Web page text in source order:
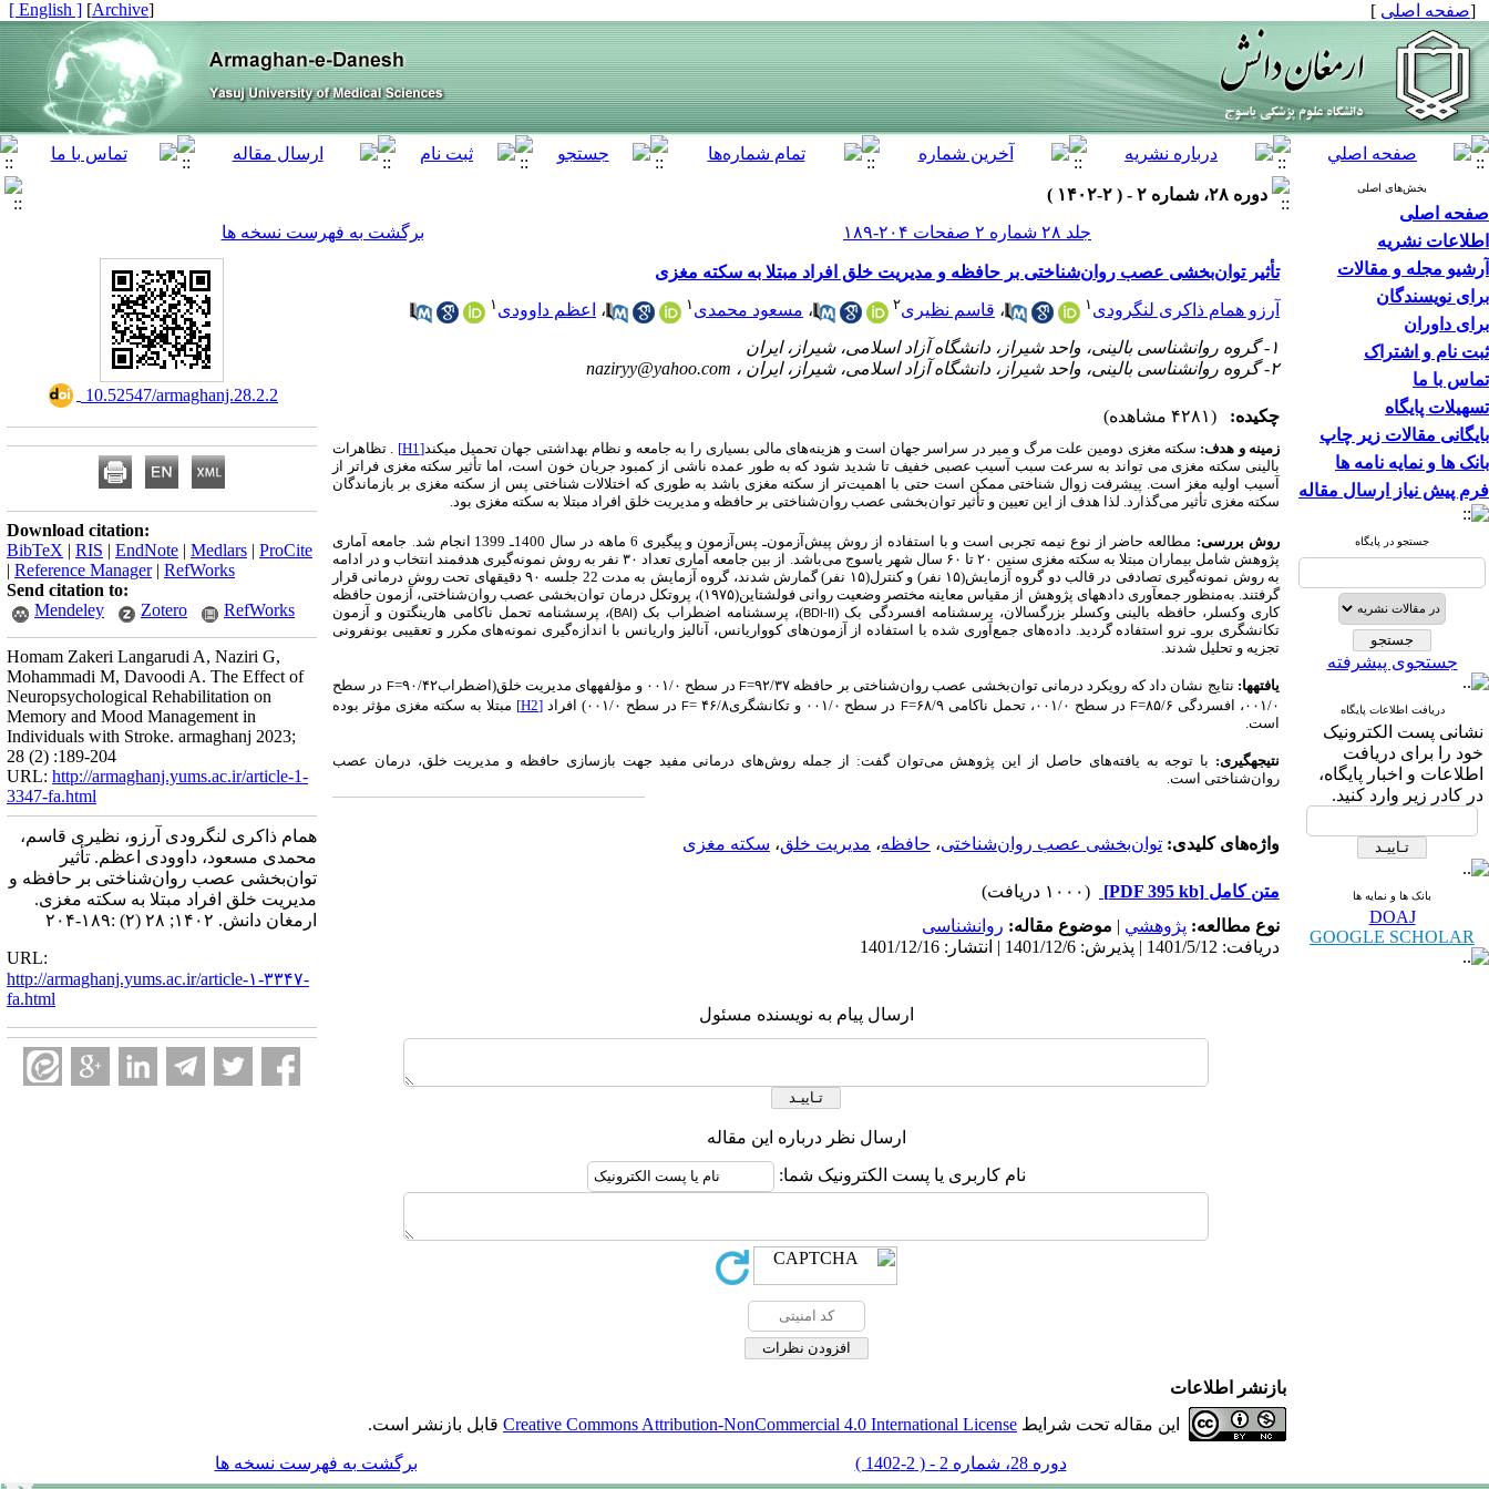
[صفحه اصلی ]
[
Archive
]
[ English ]
بخش‌های اصلی
صفحه اصلی
اطلاعات نشریه
آرشیو مجله و مقالات
برای نویسندگان
برای داوران
ثبت نام و اشتراک
تماس با ما
تسهیلات پایگاه
بایگانی مقالات زیر چاپ
بانک ها و نمایه نامه ها
فرم پیش نیاز ارسال مقاله
جستجو در پایگاه
جستجوی پیشرفته
دریافت اطلاعات پایگاه
نشانی پست الکترونیک
خود را برای دریافت
اطلاعات و اخبار پایگاه،
در کادر زیر وارد کنید.
بانک ها و نمایه ها
DOAJ
GOOGLE SCHOLAR
دوره ۲۸، شماره ۲ - ( ۲-۱۴۰۲ )
جلد ۲۸ شماره ۲ صفحات ۲۰۴-۱۸۹
برگشت به فهرست نسخه ها
تأثیر توان‌بخشی عصب روان‌شناختی بر حافظه و مدیریت خلق افراد مبتلا به سکته مغزی
آرزو همام ذاکری لنگرودی ۱ ، قاسم نظیری۲ ، مسعود محمدی ۱ ، اعظم داوودی ۱
۱- گروه روانشناسی بالینی، واحد شیراز، دانشگاه آزاد اسلامی، شیراز، ایران
۲- گروه روانشناسی بالینی، واحد شیراز، دانشگاه آزاد اسلامی، شیراز، ایران ،
naziryy@yahoo.com
چکیده: (۴۲۸۱ مشاهده)
زمینه و هدف: سکته مغزی دومین علت مرگ و میر در سراسر جهان است و هزینه‌های مالی بسیاری را به جامعه و نظام بهداشتی جهان تحمیل می­کند[H1]
. تظاهرات
بالینی سکته مغزی می تواند به سرعت سبب آسیب عصبی خفیف تا شدید شود که به طور عمده ناشی از کمبود جریان خون است، اما تأثیر سکته مغزی فراتر از
آسیب اولیه مغز است. پیشرفت زوال شناختی ممکن است حتی با اهمیت‌تر از سکته مغزی باشد به طوری که اختلالات شناختی پس از سکته مغزی بر بازماندگان
سکته مغزی تأثیر می‌گذارد. لذا هدف از این تعیین و تأثیر توان‌بخشی عصب روان‌شناختی بر حافظه و مدیریت خلق افراد مبتلا به سکته مغزی بود.
روش بررسی: مطالعه حاضر از نوع نیمه تجربی است و با استفاده از روش پیش‌آزمون‌ـ پس‌آزمون و پیگیری 6 ماهه در سال 1400ـ 1399 انجام شد
جامعه آماری
پژوهش شامل بیماران مبتلا به سکته مغزی سنین ۲۰ تا ۶۰ سال شهر یاسوج می‌باشد. از بین جامعه آماری تعداد ۳۰نفر به روش نمونه‌گیری هدفمند انتخاب و در ادامه
به روش نمونه‌گیری تصادفی در قالب دو گروه آزمایش(۱۵ نفر) و کنترل(۱۵ نفر) گمارش شدند، گروه آزمایش به مدت 22 جلسه ۹۰ دقیقه­ای تحت روش درمانی قرار
گرفتند. به‌منظور جمع­آوری داده­های پژوهش از مقیاس معاینه مختصر وضعیت روانی فولشتاین(۱۹۷۵) ، پروتکل درمان توان‌بخشی عصب روان‌شناختی، آزمون حافظه
کاری وکسلر، حافظه بالینی وکسلر بزرگسالان، پرسشنامه افسردگی بک (BDI-II)، پرسشنامه اضطراب بک (BAI)، پرسشنامه تحمل ناکامی هارینگتون و آزمون
تکانشگری بروـ نرو استفاده گردید. داده‌های جمع‌آوری شده با استفاده از آزمون‌های کوواریانس، آنالیز واریانس با اندازه‌گیری نمونه‌های مکرر و تعقیبی بونفرونی
تجزیه ‌و تحلیل شدند.
یافته­ها: نتایج نشان داد که رویکرد درمانی توان‌بخشی عصب روان‌شناختی بر حافظه ۳۷= Fدر سطح ۰۰۱/۰ و مؤلفه­های مدیریت خلق(اضطراب۹۰/۴۲= F در سطح
۰۰۱/۰ ، افسردگی ۸۵/۶= F در سطح ۰۰۱/۰ ، تحمل ناکامی ۶۸/۹= F در سطح ۰۰۱/۰ و تکانشگری۴۶/۸ = F در سطح ۰۰۱/۰ ) افراد[H2]
مبتلا به سکته مغزی مؤثر بوده
است.
نتیجه­گیری: با توجه به یافته‌های حاصل از این پژوهش می‌توان گفت: از جمله روش‌های درمانی مفید جهت بازسازی حافظه و مدیریت خلق، درمان عصب
روان‌شناختی است
واژه‌های کلیدی: توان‌بخشی عصب روان‌شناختی، حافظه، مدیریت خلق، سکته مغزی
متن کامل [PDF 395 kb]
(۱۰۰۰ دریافت)
نوع مطالعه: پژوهشي | موضوع مقاله: روانشناسی
دریافت: 1401/5/12 | پذیرش: 1401/12/6 | انتشار: 1401/12/16
ارسال پیام به نویسنده مسئول
ارسال نظر درباره این مقاله
نام کاربری یا پست الکترونیک شما:
‎ 10.52547/armaghanj.28.2.2
Download citation:
BibTeX | RIS | EndNote | Medlars | ProCite
| Reference Manager| RefWorks
Send citation to:
Mendeley
Zotero RefWorks
Homam Zakeri Langarudi A, Naziri G,
Mohammadi M, Davoodi A. The Effect of
Neuropsychological Rehabilitation on
Memory and Mood Management in
Individuals with Stroke. armaghanj 2023;
28 (2) :189-204
URL: http://armaghanj.yums.ac.ir/article-1-
3347-fa.html
همام ذاکری لنگرودی آرزو، نظیری قاسم،
محمدی مسعود، داوودی اعظم. تأثیر
توان‌بخشی عصب روان‌شناختی بر حافظه و
مدیریت خلق افراد مبتلا به سکته مغزی.
ارمغان دانش. ۱۴۰۲; ۲۸ (۲) :۱۸۹-۲۰۴
URL:
http://armaghanj.yums.ac.ir/article-۱-۳۳۴۷-
fa.html
بازنشر اطلاعات
این مقاله تحت شرایط Creative Commons Attribution-NonCommercial 4.0 International License قابل بازنشر است.
دوره 28، شماره 2 - ( 2-1402 ) برگشت به فهرست نسخه ها